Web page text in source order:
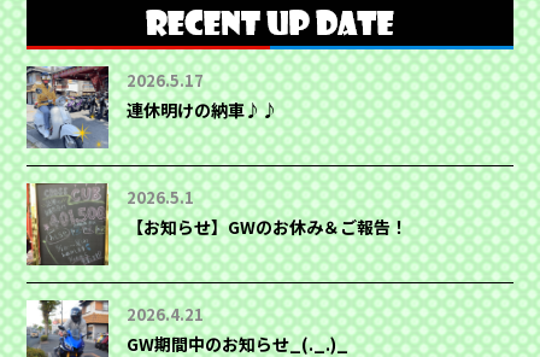
2026.5.17
連休明けの納車♪♪
2026.5.1
【お知らせ】GWのお休み＆ご報告！
2026.4.21
GW期間中のお知らせ_(._.)_